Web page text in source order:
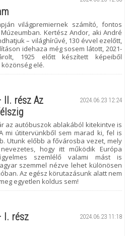
világpremiernek számító, fontos
Kertész Andor, aki André
– világhírűvé, 130 évvel ezelőtt,
idehaza még sosem látott, 2021-
1925 előtt készített képeiből
elé.
2024.06.23 12:24
II. rész Az
az autóbuszok ablakából kitekintve is
mi útitervünkből sem marad ki, fel is
Utunk előbb a fővárosba vezet, mely
hogy itt működik Európa
szemlélő valami mást is
szemmel nézve lehet különösen
Az egész körutazásunk alatt nem
egyetlen koldus sem!
2024.06.23 11:18
I. rész